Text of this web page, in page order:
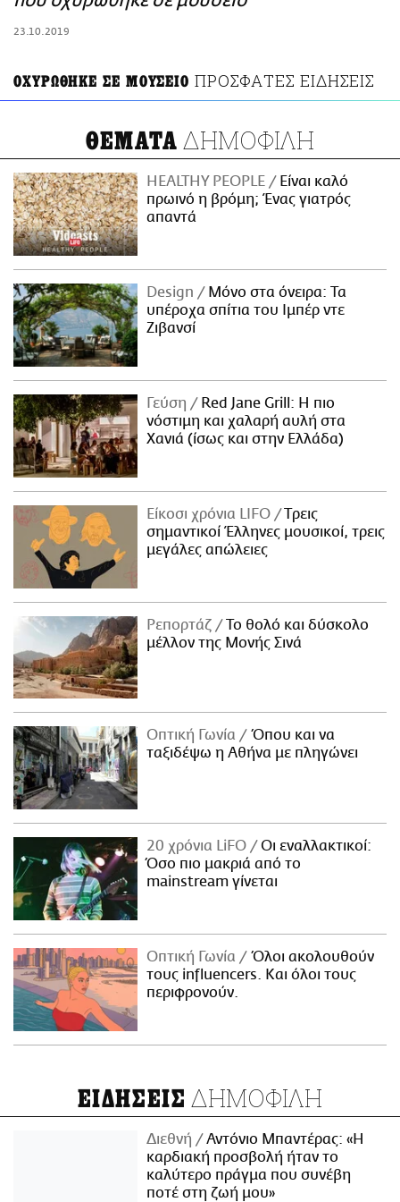
23.10.2019
ΟΧΥΡΩΘΗΚΕ ΣΕ ΜΟΥΣΕΙΟ ΠΡΟΣΦΑΤΕΣ ΕΙΔΗΣΕΙΣ
ΘΕΜΑΤΑ ΔΗΜΟΦΙΛΗ
HEALTHY PEOPLE
Είναι καλό
πρωινό η βρόμη; Ένας γιατρός
απαντά
Design
Μόνο στα όνειρα: Τα
υπέροχα σπίτια του Ιμπέρ ντε
Ζιβανσί
Γεύση
Red Jane Grill: Η πιο
νόστιμη και χαλαρή αυλή στα
Χανιά (ίσως και στην Ελλάδα)
Είκοσι χρόνια LIFO
Tρεις
σημαντικοί Έλληνες μουσικοί, τρεις
μεγάλες απώλειες
Ρεπορτάζ
Το θολό και δύσκολο
μέλλον της Μονής Σινά
Οπτική Γωνία
Όπου και να
ταξιδέψω η Αθήνα με πληγώνει
20 χρόνια LiFO
Οι εναλλακτικοί:
Όσο πιο μακριά από το
mainstream γίνεται
Οπτική Γωνία
Όλοι ακολουθούν
τους influencers. Και όλοι τους
περιφρονούν.
ΕΙΔΗΣΕΙΣ ΔΗΜΟΦΙΛΗ
Διεθνή
Αντόνιο Μπαντέρας: «Η
καρδιακή προσβολή ήταν το
καλύτερο πράγμα που συνέβη
ποτέ στη ζωή μου»